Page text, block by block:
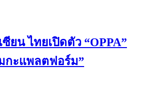
ยน ไทยเปิดตัว “OPPA”
กะแพลตฟอร์ม”